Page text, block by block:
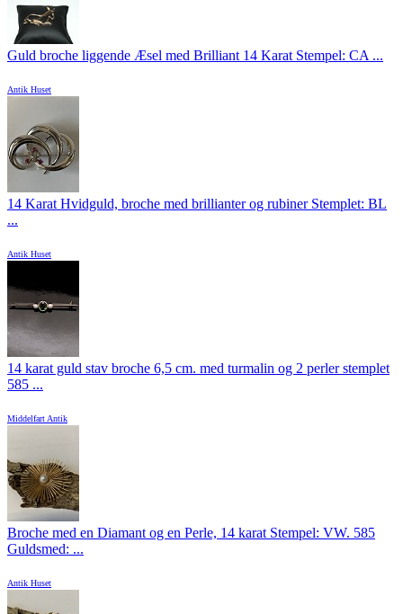
Guld broche liggende Æsel med Brilliant 14 Karat Stempel: CA ...
Antik Huset
14 Karat Hvidguld, broche med brillianter og rubiner Stemplet: BL
...
Antik Huset
14 karat guld stav broche 6,5 cm. med turmalin og 2 perler stemplet
585 ...
Middelfart Antik
Broche med en Diamant og en Perle, 14 karat Stempel: VW. 585
Guldsmed: ...
Antik Huset